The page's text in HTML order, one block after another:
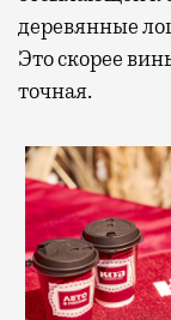
деревянные
Это скорее
точная.